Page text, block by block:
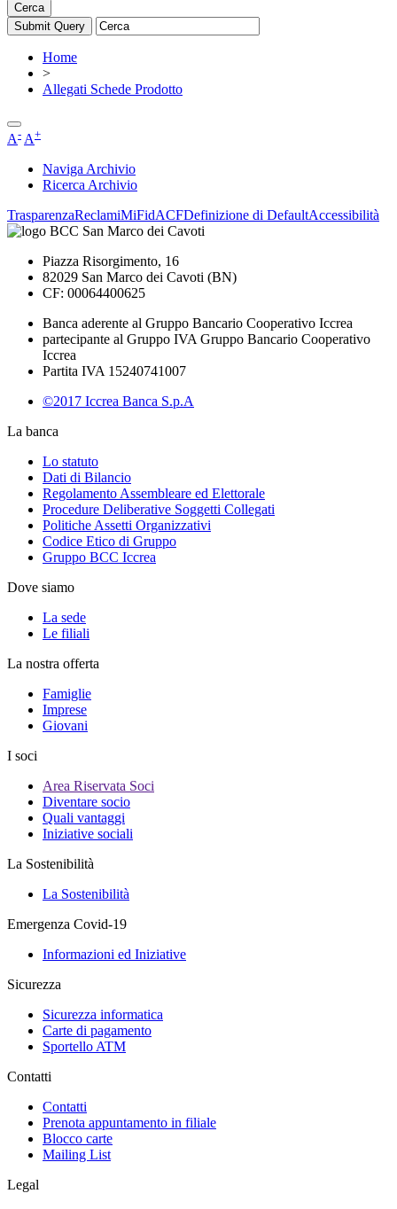
Cerca
Home
>
Allegati Schede Prodotto
A- A+
Naviga Archivio
Ricerca Archivio
TrasparenzaReclamiMiFidACFDefinizione di DefaultAccessibilità
Piazza Risorgimento, 16
82029 San Marco dei Cavoti (BN)
CF: 00064400625
Banca aderente al Gruppo Bancario Cooperativo Iccrea
partecipante al Gruppo IVA Gruppo Bancario Cooperativo
Iccrea
Partita IVA 15240741007
©2017 Iccrea Banca S.p.A
La banca
Lo statuto
Dati di Bilancio
Regolamento Assembleare ed Elettorale
Procedure Deliberative Soggetti Collegati
Politiche Assetti Organizzativi
Codice Etico di Gruppo
Gruppo BCC Iccrea
Dove siamo
La sede
Le filiali
La nostra offerta
Famiglie
Imprese
Giovani
I soci
Area Riservata Soci
Diventare socio
Quali vantaggi
Iniziative sociali
La Sostenibilità
La Sostenibilità
Emergenza Covid-19
Informazioni ed Iniziative
Sicurezza
Sicurezza informatica
Carte di pagamento
Sportello ATM
Contatti
Contatti
Prenota appuntamento in filiale
Blocco carte
Mailing List
Legal